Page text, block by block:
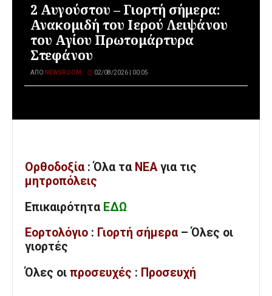
2 Αυγούστου – Γιορτή σήμερα:
Ανακομιδή του Ιερού Λειψάνου
του Αγίου Πρωτομάρτυρα
Στεφάνου
ΑΠΌ NEWSROOM 02/08/2026 | 00:05
Ορθοδοξία : Όλα τα ΝΕΑ για τις
μητροπόλεις
Επικαιρότητα ΕΔΩ
Εορτολόγιο : Γιορτή σήμερα – Όλες οι
γιορτές
Όλες οι προσευχές : Προσευχή